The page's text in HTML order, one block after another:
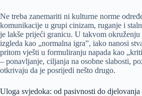
Ne treba zanemariti ni kulturne norme
komunikacije u grupi cinizam, ruganje i
je lakše prijeći granicu. U takvom
izgleda kao „normalna igra”, iako nanosi
pritom vješti u formuliranju napada kao
– ponavljanje, ciljanja na osobne slabosti,
otkrivaju da je posrijedi nešto drugo.
Uloga svjedoka: od pasivnosti do djelovanja